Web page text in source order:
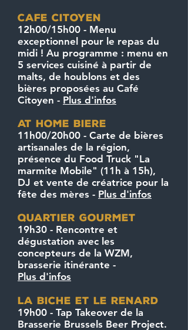
Cafe CITOYEN
12h00/15h00 - Menu
exceptionnel pour le repas du
midi ! Au programme : menu en
5 services cuisiné à partir de
malts, de houblons et des
bières proposées au Café
Citoyen - Plus d'infos
at home biere
11h00/20h00 - Carte de bières
artisanales de la région,
présence du Food Truck "La
marmite Mobile" (11h à 15h),
DJ et vente de créatrice pour la
fête des mères - Plus d'infos
quartier gourmet
19h30 - Rencontre et
dégustation avec les
concepteurs de la WZM,
brasserie itinérante -
Plus d'infos
la biche et le renard
19h00 - Tap Takeover de la
Brasserie Brussels Beer Project.